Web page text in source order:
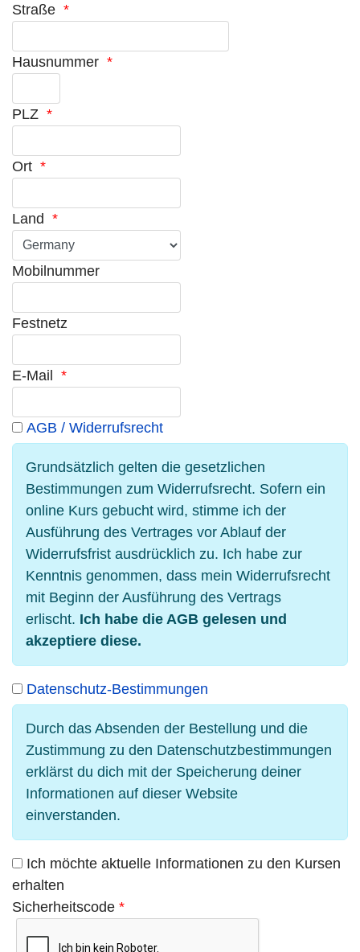
Straße *
Hausnummer *
PLZ *
Ort *
Land *
Mobilnummer
Festnetz
E-Mail *
AGB / Widerrufsrecht
Grundsätzlich gelten die gesetzlichen
Bestimmungen zum Widerrufsrecht. Sofern ein
online Kurs gebucht wird, stimme ich der
Ausführung des Vertrages vor Ablauf der
Widerrufsfrist ausdrücklich zu. Ich habe zur
Kenntnis genommen, dass mein Widerrufsrecht
mit Beginn der Ausführung des Vertrags
erlischt. Ich habe die AGB gelesen und
akzeptiere diese.
Datenschutz-Bestimmungen
Durch das Absenden der Bestellung und die
Zustimmung zu den Datenschutzbestimmungen
erklärst du dich mit der Speicherung deiner
Informationen auf dieser Website
einverstanden.
Ich möchte aktuelle Informationen zu den Kursen
erhalten
Sicherheitscode *